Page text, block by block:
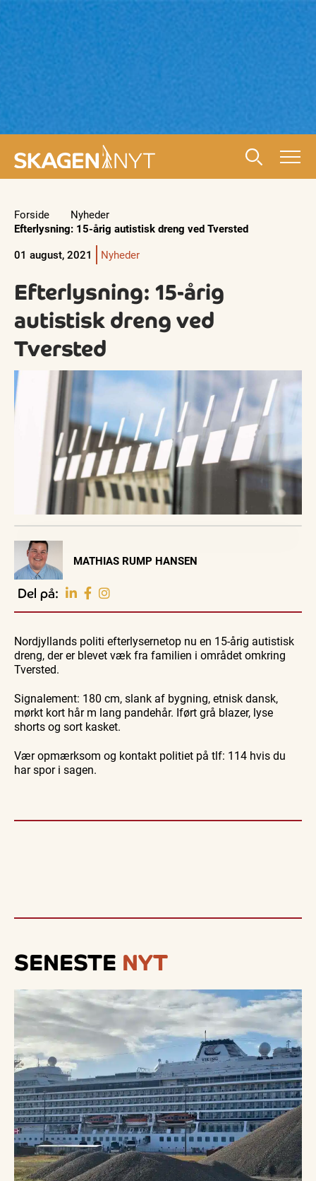
Forside
Nyheder
Efterlysning: 15-årig autistisk dreng ved Tversted
01 august, 2021
Nyheder
Efterlysning: 15-årig
autistisk dreng ved
Tversted
Visit Vendsyssel
EVENTKALENDER
Oplev events i
Vendsyssel
natur og lokale events.
Se events
Skagen
med
Bedford
7. aug.
på S. 486
Sajoni
7. aug.
Skagen
søsiden
MATHIAS RUMP HANSEN
Del på:
Nordjyllands politi efterlysernetop nu en 15-årig autistisk
dreng, der er blevet væk fra familien i området omkring
Tversted.
Signalement: 180 cm, slank af bygning, etnisk dansk,
mørkt kort hår m lang pandehår. Iført grå blazer, lyse
shorts og sort kasket.
Vær opmærksom og kontakt politiet på tlf: 114 hvis du
har spor i sagen.
SENESTE NYT